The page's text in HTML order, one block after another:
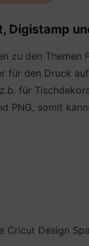
Digistamp
den Themen
den Druck
für
PNG, somit
Cricut Design